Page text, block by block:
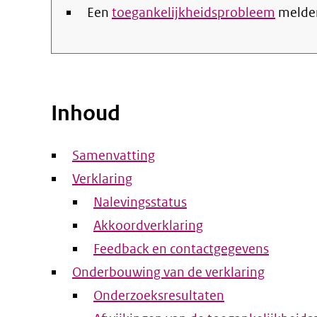
Een toegankelijkheidsprobleem
Inhoud
Samenvatting
Verklaring
Nalevingsstatus
Akkoordverklaring
Feedback en contactgegevens
Onderbouwing van de verklaring
Onderzoeksresultaten